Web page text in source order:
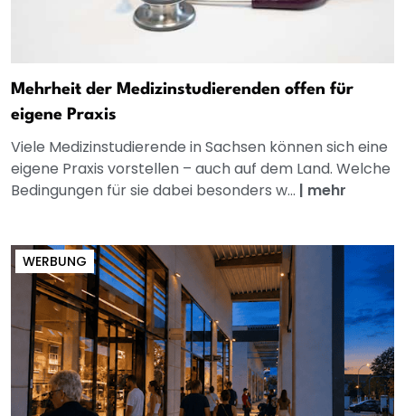
Mehrheit der Medizinstudierenden offen für
eigene Praxis
Viele Medizinstudierende in Sachsen können sich eine
eigene Praxis vorstellen – auch auf dem Land. Welche
Bedingungen für sie dabei besonders w... | mehr
WERBUNG